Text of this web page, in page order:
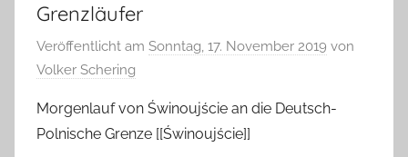
Grenzläufer
Veröffentlicht am Sonntag, 17. November 2019 von
Volker Schering
Morgenlauf von Świnoujście an die Deutsch-
Polnische Grenze [[Świnoujście]]